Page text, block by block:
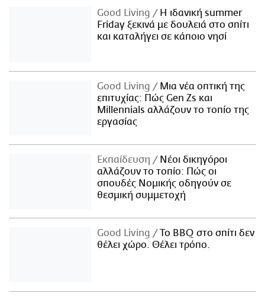
Good Living
Η ιδανική summer
Friday ξεκινά με δουλειά στο σπίτι
και καταλήγει σε κάποιο νησί
Good Living
Μια νέα οπτική της
επιτυχίας: Πώς Gen Zs και
Millennials αλλάζουν το τοπίο της
εργασίας
Εκπαίδευση
Νέοι δικηγόροι
αλλάζουν το τοπίο: Πώς οι
σπουδές Νομικής οδηγούν σε
θεσμική συμμετοχή
Good Living
Το BBQ στο σπίτι δεν
θέλει χώρο. Θέλει τρόπο.